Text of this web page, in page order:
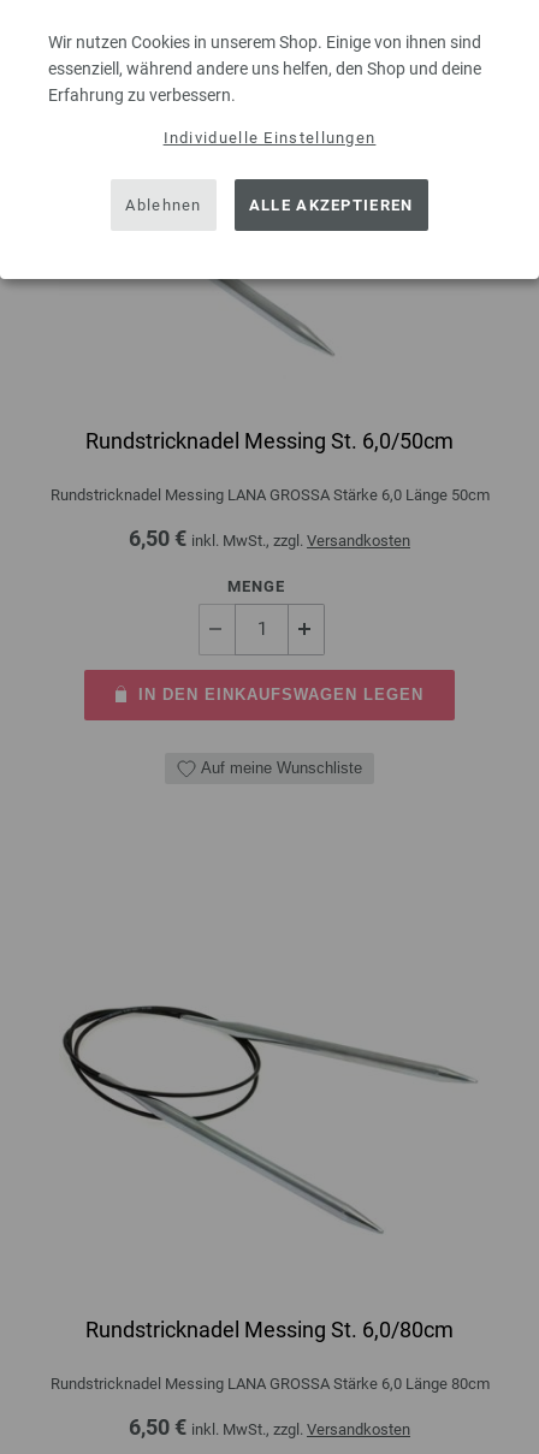
Wir nutzen Cookies in unserem Shop. Einige von ihnen sind
essenziell, während andere uns helfen, den Shop und deine
Erfahrung zu verbessern.
Individuelle Einstellungen
Ablehnen ALLE AKZEPTIEREN
Rundstricknadel Messing St. 6,0/50cm
Rundstricknadel Messing LANA GROSSA Stärke 6,0 Länge 50cm
6,50 € inkl. MwSt., zzgl. Versandkosten
MENGE
IN DEN EINKAUFSWAGEN LEGEN
Auf meine Wunschliste
Rundstricknadel Messing St. 6,0/80cm
Rundstricknadel Messing LANA GROSSA Stärke 6,0 Länge 80cm
6,50 € inkl. MwSt., zzgl. Versandkosten